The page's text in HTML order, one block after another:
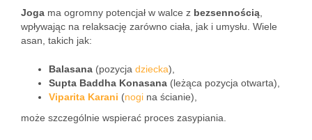
Joga ma ogromny potencjał w walce z bezsennością
wpływając na relaksację zarówno ciała, jak i umysłu. Wiele
asan, takich jak:
Balasana (pozycja dziecka),
Supta Baddha Konasana (leżąca pozycja otwarta),
Viparita Karani (nogi na ścianie),
może szczególnie wspierać proces zasypiania.